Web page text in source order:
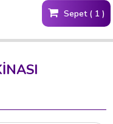
Sepet ( 1 )